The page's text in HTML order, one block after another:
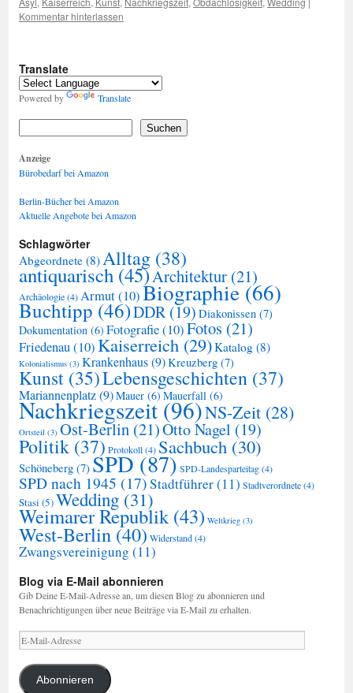
Kommentar hinterlassen
Translate
Powered by Translate
Suchen
Anzeige
Bürobedarf bei Amazon
Berlin-Bücher bei Amazon
Aktuelle Angebote bei Amazon
Schlagwörter
Abgeordnete (8)Alltag (38)
antiquarisch (45)Architektur (21)
Archäologie(4)Armut(10)Biographie (66)
Buchtipp (46)DDR (19) Diakonissen (7)
Dokumentation (6) Fotografie(10)Fotos (21)
Friedenau(10)Kaiserreich(29)Katalog (8)
Kolonialismus (3) Krankenhaus(9)Kreuzberg (7)
Kunst (35)Lebensgeschichten (37)
Mariannenplatz(9)Mauer (6) Mauerfall (6)
Nachkriegszeit(96)NS-Zeit (28)
Ortsteil (3) Ost-Berlin (21)Otto Nagel (19)
Politik (37) Protokoll(4) Sachbuch (30)
Schöneberg (7) SPD (87) SPD-Landesparteitag(4)
SPD nach 1945 (17)Stadtführer(11) Stadtverordnete(4)
Stasi (5)Wedding (31)
Weimarer Republik(43) Weltkrieg (3)
West-Berlin (40) Widerstand(4)
Zwangsvereinigung (11)
Blog via E-Mail abonnieren
Gib Deine E-Mail-Adresse an, um diesen Blog zu abonnieren und
Benachrichtigungen über neue Beiträge via E-Mail zu erhalten.
E-
Mail-
Adresse
Abonnieren